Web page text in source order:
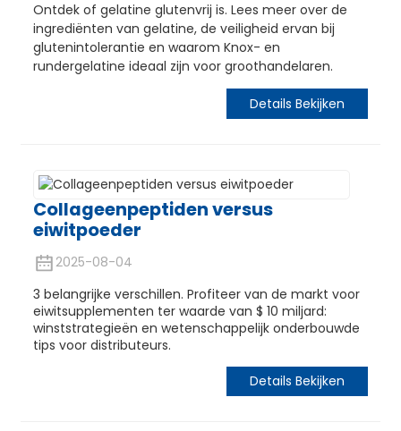
Ontdek of gelatine glutenvrij is. Lees meer over de
ingrediënten van gelatine, de veiligheid ervan bij
glutenintolerantie en waarom Knox- en
rundergelatine ideaal zijn voor groothandelaren.
Details Bekijken
Collageenpeptiden versus
eiwitpoeder
2025-08-04
3 belangrijke verschillen. Profiteer van de markt voor
eiwitsupplementen ter waarde van $ 10 miljard:
winststrategieën en wetenschappelijk onderbouwde
tips voor distributeurs.
Details Bekijken